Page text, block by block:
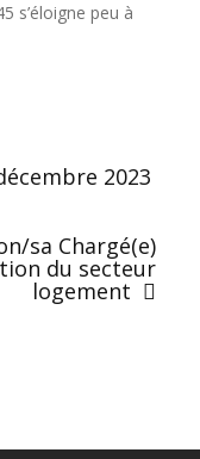
s’éloigne peu à
2023
sa Chargé(e)
du secteur
logement